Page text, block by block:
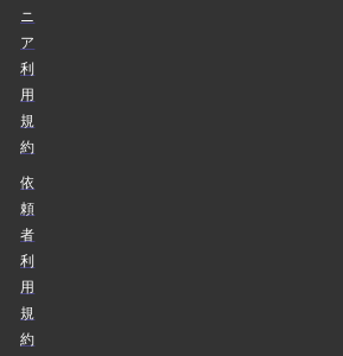
ニ
ア
利
用
規
約
依
頼
者
利
用
規
約